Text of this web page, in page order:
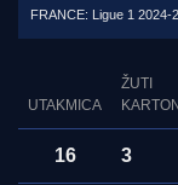
FRANCE: Ligue 1 2024-
UTAKMICA
ŽUTI
KARTONI
16 3